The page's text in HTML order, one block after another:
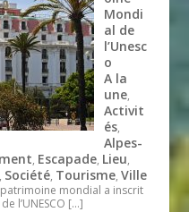
Mondi
al de
l’Unesc
o
A la
une,
Activit
és,
Alpes-
, Escapade, Lieu,
, Société, Tourisme,Ville
mondial a inscrit
l’UNESCO […]